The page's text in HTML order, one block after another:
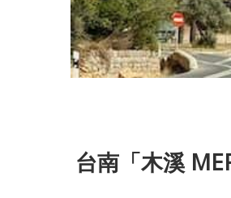
台南「木溪